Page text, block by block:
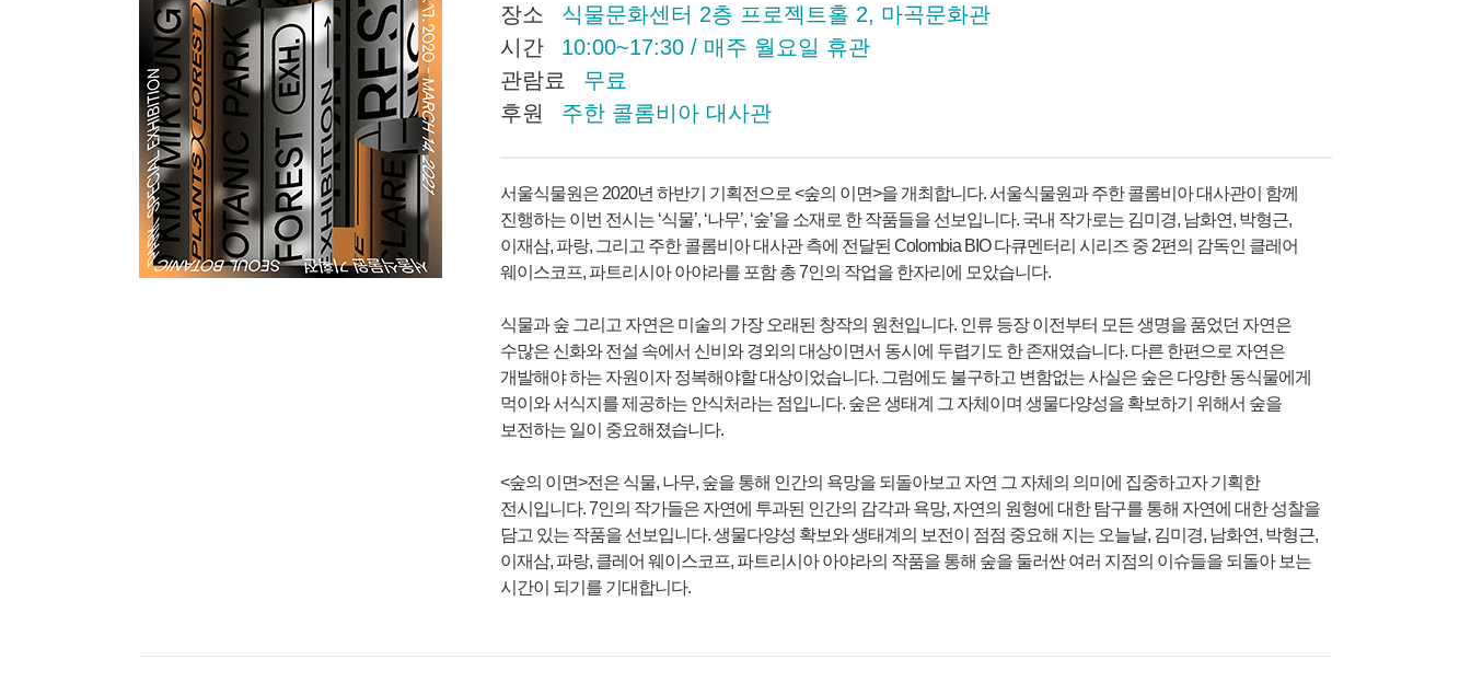
장소
식물문화센터 2층 프로젝트홀 2, 마곡문화관
시간
10:00~17:30 / 매주 월요일 휴관
관람료
무료
후원
주한 콜롬비아 대사관
서울식물원은 2020년 하반기 기획전으로 <숲의 이면>을 개최합니다. 서울식물원과 주한 콜롬비아 대사관이 함께
진행하는 이번 전시는 ‘식물’, ‘나무’, ‘숲’을 소재로 한 작품들을 선보입니다. 국내 작가로는 김미경, 남화연, 박형근,
이재삼, 파랑, 그리고 주한 콜롬비아 대사관 측에 전달된 Colombia BIO 다큐멘터리 시리즈 중 2편의 감독인 클레어
웨이스코프, 파트리시아 아야라를 포함 총 7인의 작업을 한자리에 모았습니다.
식물과 숲 그리고 자연은 미술의 가장 오래된 창작의 원천입니다. 인류 등장 이전부터 모든 생명을 품었던 자연은
수많은 신화와 전설 속에서 신비와 경외의 대상이면서 동시에 두렵기도 한 존재였습니다. 다른 한편으로 자연은
개발해야 하는 자원이자 정복해야할 대상이었습니다. 그럼에도 불구하고 변함없는 사실은 숲은 다양한 동식물에게
먹이와 서식지를 제공하는 안식처라는 점입니다. 숲은 생태계 그 자체이며 생물다양성을 확보하기 위해서 숲을
보전하는 일이 중요해졌습니다.
<숲의 이면>전은 식물, 나무, 숲을 통해 인간의 욕망을 되돌아보고 자연 그 자체의 의미에 집중하고자 기획한
전시입니다. 7인의 작가들은 자연에 투과된 인간의 감각과 욕망, 자연의 원형에 대한 탐구를 통해 자연에 대한 성찰을
담고 있는 작품을 선보입니다. 생물다양성 확보와 생태계의 보전이 점점 중요해 지는 오늘날, 김미경, 남화연, 박형근,
이재삼, 파랑, 클레어 웨이스코프, 파트리시아 아야라의 작품을 통해 숲을 둘러싼 여러 지점의 이슈들을 되돌아 보는
시간이 되기를 기대합니다.